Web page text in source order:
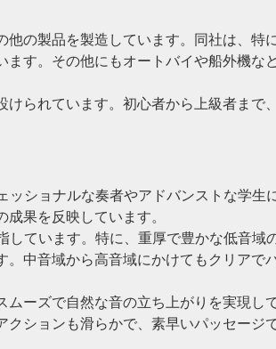
の製品を製造しています。同社は、特
す。その他にもオートバイや船外機な
られています。初心者から上級者まで
ショナルな奏者やアドバンストな学生
果を反映しています。
ています。特に、重厚で豊かな低音域
中音域から高音域にかけてもクリアで
ーズで自然な音の立ち上がりを実現し
ションも滑らかで、素早いパッセージ